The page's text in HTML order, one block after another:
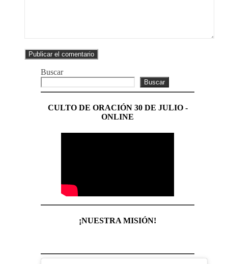
Buscar
Buscar
CULTO DE ORACIÓN 30 DE JULIO -
ONLINE
¡NUESTRA MISIÓN!